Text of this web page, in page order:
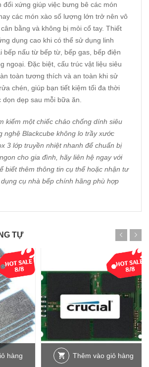
đối xứng giúp việc bưng bê các món
các món xào số lượng lớn trở nên vô
bằng và không bị mỏi cổ tay. Thiết
dụng cao khi có thể sử dụng linh
bếp nấu từ bếp từ, bếp gas, bếp điện
ngoại. Đặc biệt, cấu trúc vật liệu siêu
toàn tương thích và an toàn khi sử
chén, giúp bạn tiết kiệm tối đa thời
dẹp sau mỗi bữa ăn.
kiếm một chiếc chảo chống dính siêu
nghệ Blackcube không lo trầy xước
3 lớp truyền nhiệt nhanh để chuẩn bị
cho gia đình, hãy liên hệ ngay với
biết thêm thông tin cụ thể hoặc nhận tư
cụ nhà bếp chính hãng phù hợp
TỰ
hàng Thêm vào giỏ hàng